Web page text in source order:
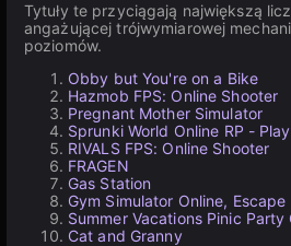
Tytuły te przyciągają największą
angażującej trójwymiarowej
poziomów.
Obby but You're on a Bike
Hazmob FPS: Online Shooter
Pregnant Mother Simulator
Sprunki World Online RP -
RIVALS FPS: Online Shooter
FRAGEN
Gas Station
Gym Simulator Online, Escape
Summer Vacations Pinic Party
Cat and Granny